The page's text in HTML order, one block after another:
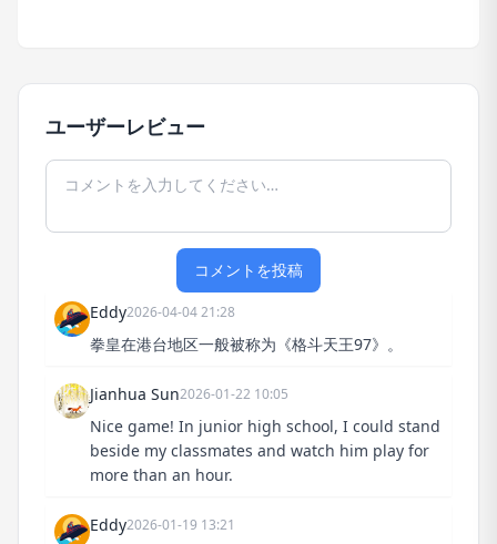
ユーザーレビュー
コメントを投稿
Eddy2026-04-04 21:28
拳皇在港台地区一般被称为《格斗天王97》。
Jianhua Sun2026-01-22 10:05
Nice game! In junior high school, I could stand
beside my classmates and watch him play for
more than an hour.
Eddy2026-01-19 13:21